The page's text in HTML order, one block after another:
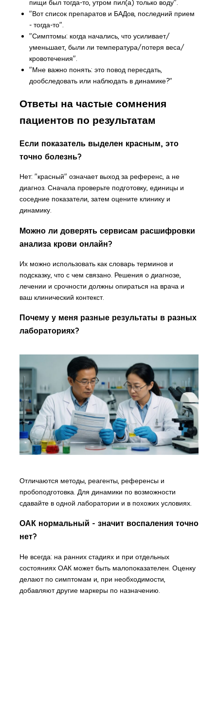
пищи был тогда-то, утром пил(а) только воду".
"Вот список препаратов и БАДов, последний прием
- тогда-то".
"Симптомы: когда начались, что усиливает/
уменьшает, были ли температура/потеря веса/
кровотечения".
"Мне важно понять: это повод пересдать,
дообследовать или наблюдать в динамике?"
Ответы на частые сомнения
пациентов по результатам
Если показатель выделен красным, это
точно болезнь?
Нет: "красный" означает выход за референс, а не
диагноз. Сначала проверьте подготовку, единицы и
соседние показатели, затем оцените клинику и
динамику.
Можно ли доверять сервисам расшифровки
анализа крови онлайн?
Их можно использовать как словарь терминов и
подсказку, что с чем связано. Решения о диагнозе,
лечении и срочности должны опираться на врача и
ваш клинический контекст.
Почему у меня разные результаты в разных
лабораториях?
Отличаются методы, реагенты, референсы и
пробоподготовка. Для динамики по возможности
сдавайте в одной лаборатории и в похожих условиях.
ОАК нормальный - значит воспаления точно
нет?
Не всегда: на ранних стадиях и при отдельных
состояниях ОАК может быть малопоказателен. Оценку
делают по симптомам и, при необходимости,
добавляют другие маркеры по назначению.